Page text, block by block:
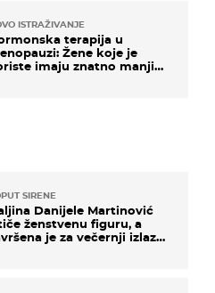
ISTRAŽIVANJE
terapija u
Žene koje je
imaju znatno manji
SIRENE
Danijele Martinović
ženstvenu figuru, a
je za večernji izlazak